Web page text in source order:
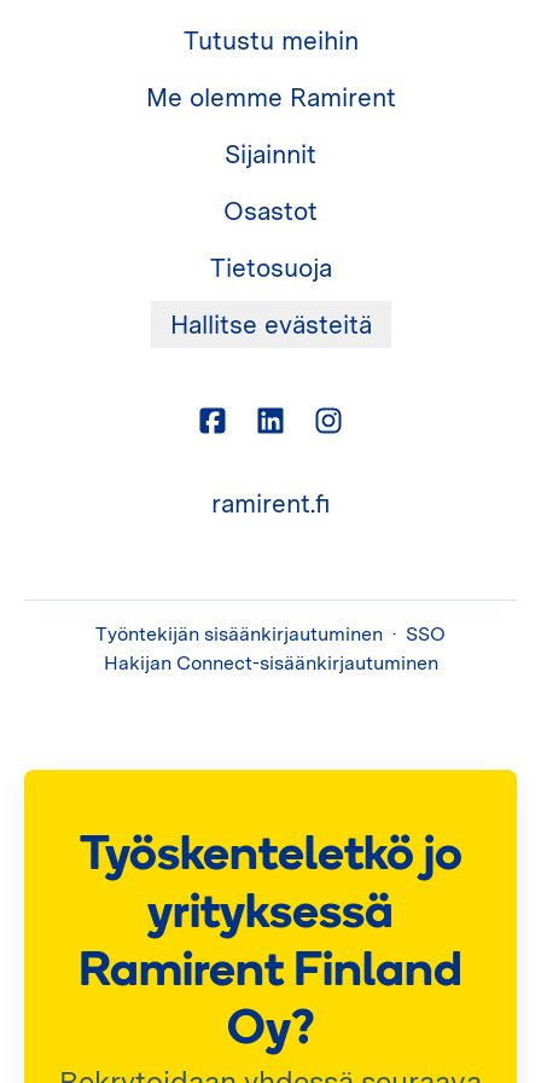
Tutustu meihin
Me olemme Ramirent
Sijainnit
Osastot
Tietosuoja
Hallitse evästeitä
ramirent.fi
Työntekijän sisäänkirjautuminen · SSO
Hakijan Connect-sisäänkirjautuminen
Työskenteletkö jo
yrityksessä
Ramirent Finland
Oy?